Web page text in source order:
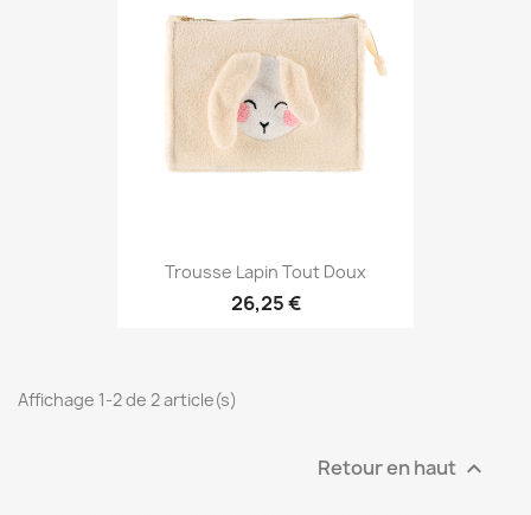
Trousse Lapin Tout Doux
26,25 €
Affichage 1-2 de 2 article(s)
Retour en haut 